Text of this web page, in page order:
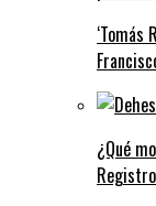
‘Tomás
¿Qué